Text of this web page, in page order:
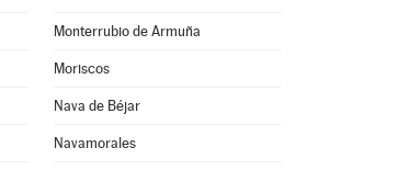
Monterrubio de Armuña
Moriscos
Nava de Béjar
Navamorales